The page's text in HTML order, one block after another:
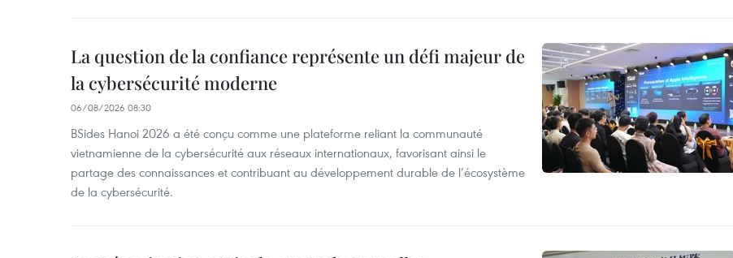
La question de la confiance représente un défi majeur de
la cybersécurité moderne
06/08/2026 08:30
BSides Hanoi 2026 a été conçu comme une plateforme reliant la communauté
vietnamienne de la cybersécurité aux réseaux internationaux, favorisant ainsi le
partage des connaissances et contribuant au développement durable de l’écosystème
de la cybersécurité.